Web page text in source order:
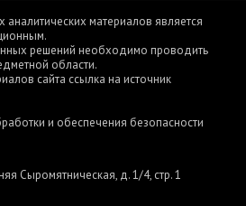
аналитических материалов является
решений необходимо проводить
области.
сайта ссылка на источник
и обеспечения безопасности
Сыромятническая, д. 1/4, стр. 1